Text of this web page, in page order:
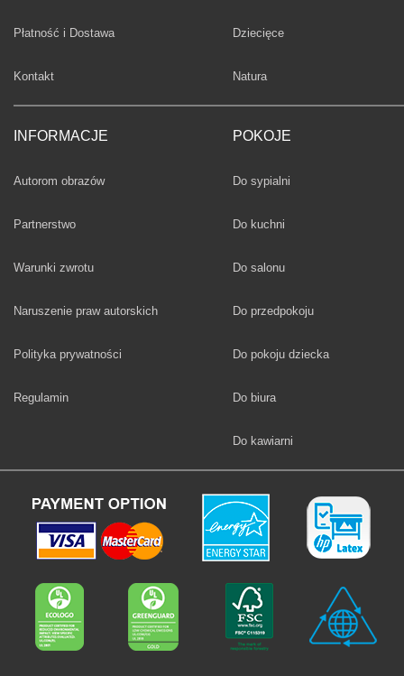
Płatność i Dostawa
Kontakt
INFORMACJE
Autorom obrazów
Partnerstwo
Warunki zwrotu
Naruszenie praw autorskich
Polityka prywatności
Regulamin
Fototapety
Dziecięce
Fototapety
Natura
POKOJE
Fototapety
Do sypialni
Fototapety
Do kuchni
Fototapety
Do salonu
Fototapety
Do przedpokoju
Fototapety
Do pokoju dziecka
Fototapety
Do biura
Fototapety
Do kawiarni